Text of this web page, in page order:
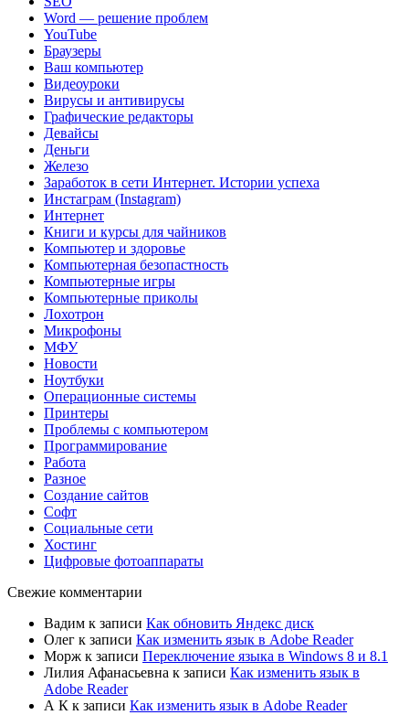
Word — решение проблем
YouTube
Браузеры
Ваш компьютер
Видеоуроки
Вирусы и антивирусы
Графические редакторы
Девайсы
Деньги
Железо
Заработок в сети Интернет. Истории успеха
Инстаграм (Instagram)
Интернет
Книги и курсы для чайников
Компьютер и здоровье
Компьютерная безопастность
Компьютерные игры
Компьютерные приколы
Лохотрон
Микрофоны
МФУ
Новости
Ноутбуки
Операционные системы
Принтеры
Проблемы с компьютером
Программирование
Работа
Разное
Создание сайтов
Софт
Социальные сети
Хостинг
Цифровые фотоаппараты
Свежие комментарии
Вадим к записи Как обновить Яндекс диск
Олег к записи Как изменить язык в Adobe Reader
Морж к записи Переключение языка в Windows 8 и 8.1
Лилия Афанасьевна к записи Как изменить язык в
Adobe Reader
А К к записи Как изменить язык в Adobe Reader